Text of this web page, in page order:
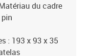
du cadre
: 193 x 93 x 35